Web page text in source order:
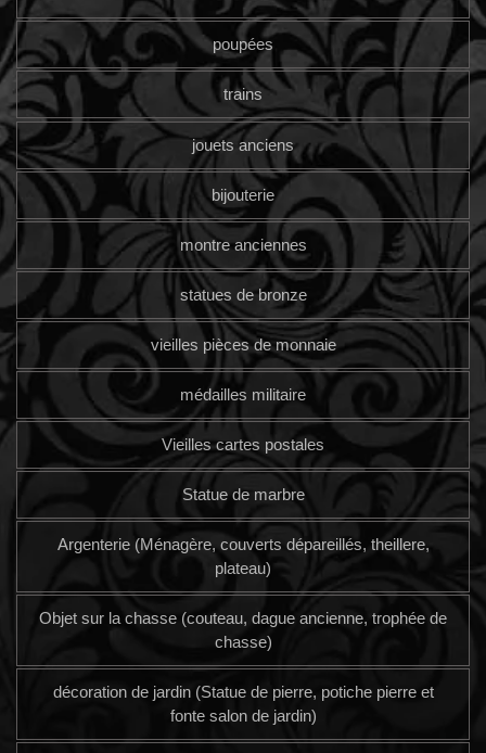
poupées
trains
jouets anciens
bijouterie
montre anciennes
statues de bronze
vieilles pièces de monnaie
médailles militaire
Vieilles cartes postales
Statue de marbre
Argenterie (Ménagère, couverts dépareillés, theillere,
plateau)
Objet sur la chasse (couteau, dague ancienne, trophée de
chasse)
décoration de jardin (Statue de pierre, potiche pierre et
fonte salon de jardin)